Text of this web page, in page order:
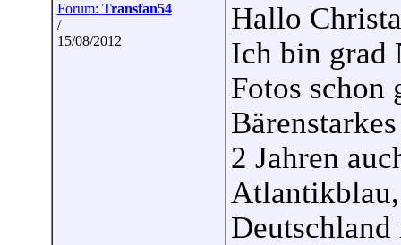
Forum: Transfan54
/
15/08/2012
Hallo
Ich bin grad
Fotos schon
2 Jahren